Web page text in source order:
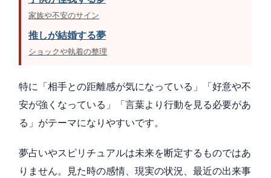
家族や不安のサイン
推しが結婚する夢
ショックや執着の整理
特に「相手との距離感が気になっている」「好意や不
安が強くなっている」「言葉より行動を見る必要があ
る」がテーマになりやすいです。
夢占いやスピリチュアルは未来を断定するものではあ
りません。見た時の感情、現実の状況、最近の出来事